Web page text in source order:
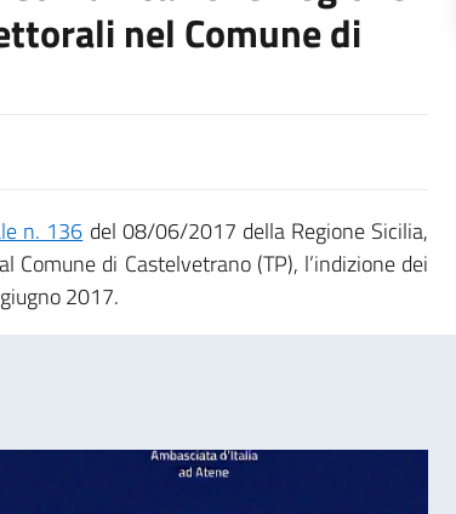
nel Comune di
n. 136 del 08/06/2017 della Regione Sicilia,
di Castelvetrano (TP), l’indizione dei
2017.